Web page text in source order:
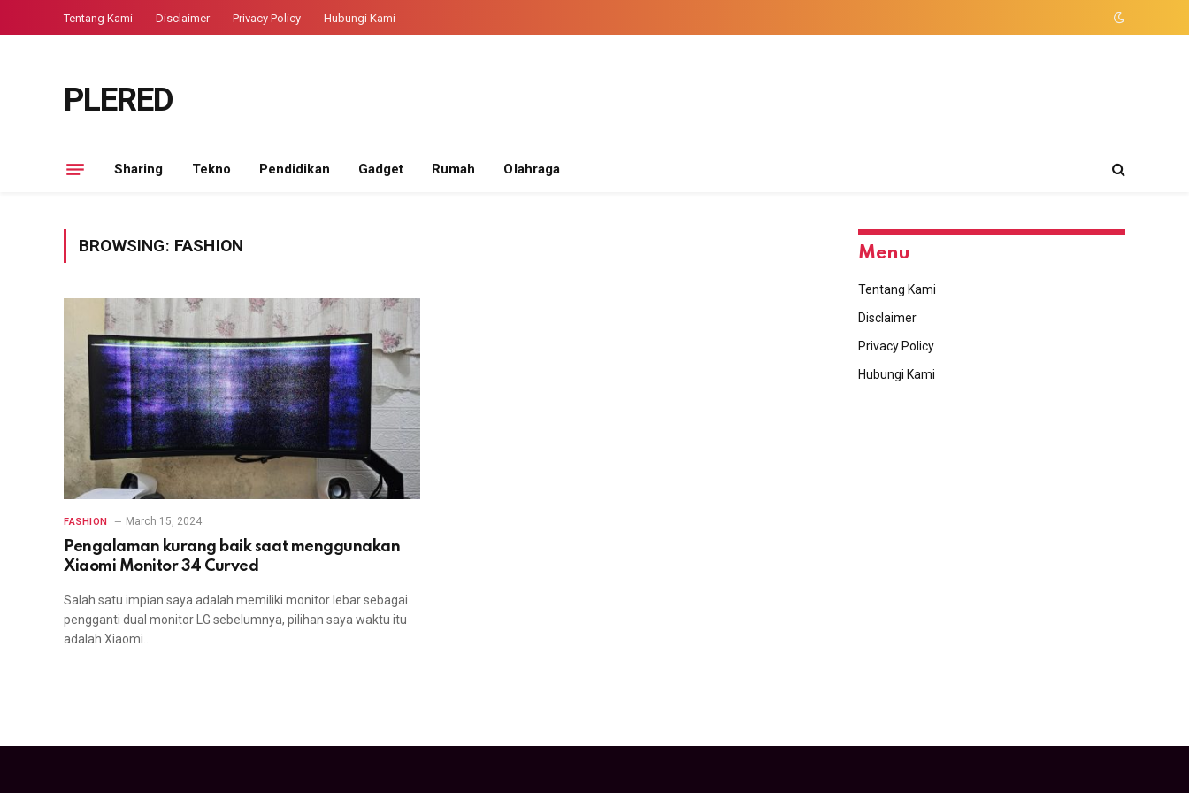
Tentang Kami Disclaimer Privacy Policy Hubungi Kami
PLERED
Sharing Tekno Pendidikan Gadget Rumah Olahraga
BROWSING: FASHION
FASHION March 15, 2024
Pengalaman kurang baik saat menggunakan
Xiaomi Monitor 34 Curved
Salah satu impian saya adalah memiliki monitor lebar sebagai
pengganti dual monitor LG sebelumnya, pilihan saya waktu itu
adalah Xiaomi…
Menu
Tentang Kami
Disclaimer
Privacy Policy
Hubungi Kami